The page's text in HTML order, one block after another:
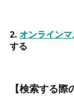
2. オンライン
する
【検索する際